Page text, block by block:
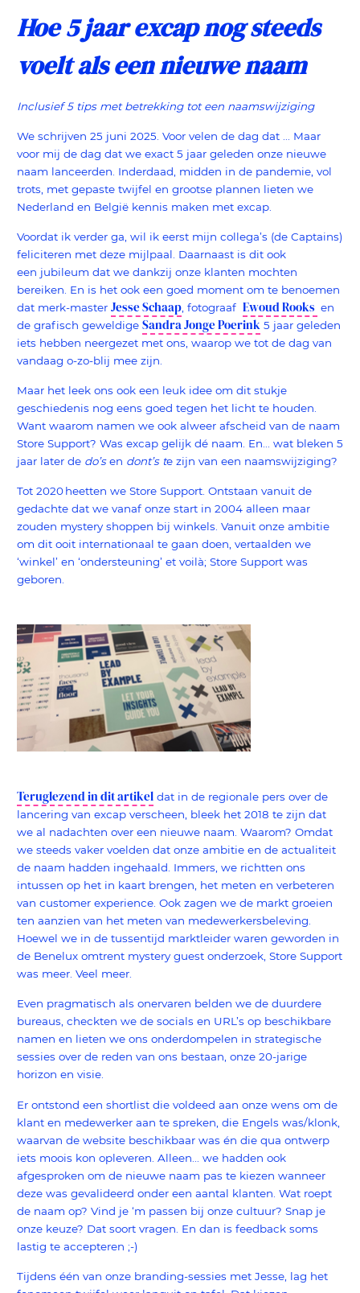
Hoe 5 jaar excap nog steeds
voelt als een nieuwe naam
Inclusief 5 tips met betrekking tot een naamswijziging
We schrijven 25 juni 2025. Voor velen de dag dat ... Maar
voor mij de dag dat we exact 5 jaar geleden onze nieuwe
naam lanceerden. Inderdaad, midden in de pandemie, vol
trots, met gepaste twijfel en grootse plannen lieten we
Nederland en België kennis maken met excap.
Voordat ik verder ga, wil ik eerst mijn collega’s (de Captains)
feliciteren met deze mijlpaal. Daarnaast is dit ook
een jubileum dat we dankzij onze klanten mochten
bereiken. En is het ook een goed moment om te benoemen
dat merk-master Jesse Schaap , fotograaf Ewoud Rooks en
de grafisch geweldige Sandra Jonge Poerink 5 jaar geleden
iets hebben neergezet met ons, waarop we tot de dag van
vandaag o-zo-blij mee zijn.
Maar het leek ons ook een leuk idee om dit stukje
geschiedenis nog eens goed tegen het licht te houden.
Want waarom namen we ook alweer afscheid van de naam
Store Support? Was excap gelijk dé naam. En... wat bleken 5
jaar later de do’sen dont’s te zijn van een naamswijziging?
Tot 2020heetten we Store Support. Ontstaan vanuit de
gedachte dat we vanaf onze start in 2004 alleen maar
zouden mystery shoppen bij winkels. Vanuit onze ambitie
om dit ooit internationaal te gaan doen, vertaalden we
‘winkel’ en ‘ondersteuning’ et voilà; Store Support was
geboren.
Teruglezend in dit artikel dat in de regionale pers over de
lancering van excap verscheen, bleek het 2018 te zijn dat
we al nadachten over een nieuwe naam. Waarom? Omdat
we steeds vaker voelden dat onze ambitie en de actualiteit
de naam hadden ingehaald. Immers, we richtten ons
intussen op het in kaart brengen, het meten en verbeteren
van customer experience. Ook zagen we de markt groeien
ten aanzien van het meten van medewerkersbeleving.
Hoewel we in de tussentijd marktleider waren geworden in
de Benelux omtrent mystery guest onderzoek, Store Support
was meer. Veel meer.
Even pragmatisch als onervaren belden we de duurdere
bureaus, checkten we de socials en URL’s op beschikbare
namen en lieten we ons onderdompelen in strategische
sessies over de reden van ons bestaan, onze 20-jarige
horizon en visie.
Er ontstond een shortlist die voldeed aan onze wens om de
klant en medewerker aan te spreken, die Engels was/klonk,
waarvan de website beschikbaar was én die qua ontwerp
iets moois kon opleveren. Alleen... we hadden ook
afgesproken om de nieuwe naam pas te kiezen wanneer
deze was gevalideerd onder een aantal klanten. Wat roept
de naam op? Vind je ‘m passen bij onze cultuur? Snap je
onze keuze? Dat soort vragen. En dan is feedback soms
lastig te accepteren ;-)
Tijdens één van onze branding-sessies met Jesse, lag het